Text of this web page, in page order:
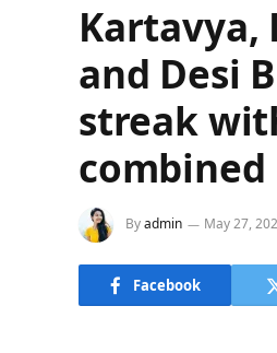
Kartavya,
and Desi
streak
combined
Byadmin May 27,
Facebook